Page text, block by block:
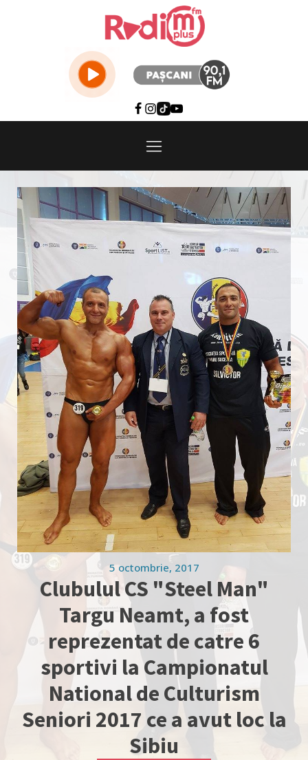
5 octombrie, 2017
Clubulul CS "Steel Man"
Targu Neamt, a fost
reprezentat de catre 6
sportivi la Campionatul
National de Culturism
Seniori 2017 ce a avut loc la
Sibiu